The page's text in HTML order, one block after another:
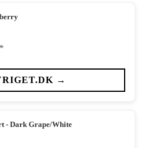
→
- Dark Grape/White